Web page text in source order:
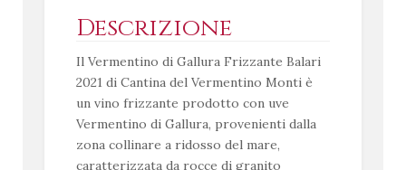
Descrizione
Il Vermentino di Gallura Frizzante Balari
2021 di Cantina del Vermentino Monti è
un vino frizzante prodotto con uve
Vermentino di Gallura, provenienti dalla
zona collinare a ridosso del mare,
caratterizzata da rocce di granito